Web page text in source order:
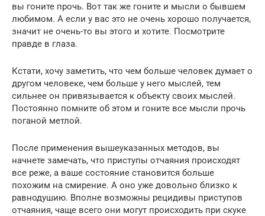
вы гоните прочь. Вот так же гоните и мысли о бывшем
любимом. А если у вас это не очень хорошо получается,
значит не очень-то вы этого и хотите. Посмотрите
правде в глаза.
Кстати, хочу заметить, что чем больше человек думает о
другом человеке, чем больше у него мыслей, тем
сильнее он привязывается к объекту своих мыслей.
Постоянно помните об этом и гоните все мысли прочь
поганой метлой.
После применения вышеуказанных методов, вы
начнете замечать, что приступы отчаяния происходят
все реже, а ваше состояние становится больше
похожим на смирение. А оно уже довольно близко к
равнодушию. Вполне возможны рецидивы приступов
отчаяния, чаще всего они могут происходить при скуке